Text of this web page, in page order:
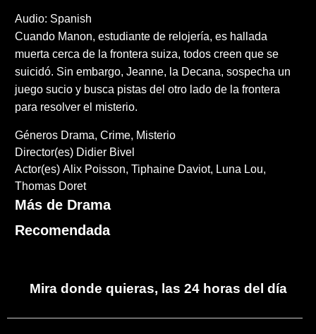
Audio: Spanish
Cuando Manon, estudiante de relojería, es hallada
muerta cerca de la frontera suiza, todos creen que se
suicidó. Sin embargo, Jeanne, la Decana, sospecha un
juego sucio y busca pistas del otro lado de la frontera
para resolver el misterio.
Géneros Drama Crime Misterio
Director(es) Didier Bivel
Actor(es) Alix Poisson Tiphaine Daviot
Luna Lou
Thomas Doret
Más de Drama
Recomendada
Mira donde quieras, las 24 horas del día